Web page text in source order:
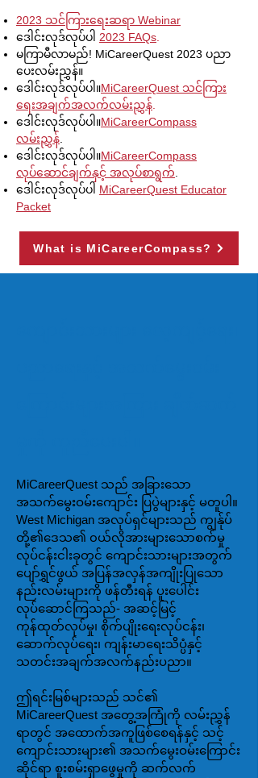
2023 သင်ကြားရေးဆရာ Webinar
ဒေါင်းလုဒ်လုပ်ပါ 2023 FAQs
မကြာမီလာမည်! MiCareerQuest 2023 ပညာ
ပေးလမ်းညွှန်။
ဒေါင်းလုဒ်လုပ်ပါ။MiCareerQuest သင်ကြား
ရေးအချက်အလက်လမ်းညွှန်
ဒေါင်းလုဒ်လုပ်ပါ။MiCareerCompass
လမ်းညွှန်
ဒေါင်းလုဒ်လုပ်ပါ။MiCareerCompass
လုပ်ဆောင်ချက်နှင့် အလုပ်စာရွက်
ဒေါင်းလုဒ်လုပ်ပါ MiCareerQuest Educator
Packet
What is MiCareerCompass?
MiCareerQuest သည် အခြားသော
အသက်မွေးဝမ်းကျောင်း ပြပွဲများနှင့် မတူပါ။
West Michigan အလုပ်ရှင်များသည် ကျွန်ုပ်
တို့၏ဒေသ၏ ၀ယ်လိုအားများသောစက်မှု
လုပ်ငန်းငါးခုတွင် ကျောင်းသားများအတွက်
ပျော်ရွှင်ဖွယ် အပြန်အလှန်အကျိုးပြုသော
နည်းလမ်းများကို ဖန်တီးရန် ပူးပေါင်း
လုပ်ဆောင်ကြသည်- အဆင့်မြင့်
ကုန်ထုတ်လုပ်မှု၊ စိုက်ပျိုးရေးလုပ်ငန်း၊
ဆောက်လုပ်ရေး၊ ကျန်းမာရေးသိပ္ပံနှင့်
သတင်းအချက်အလက်နည်းပညာ။
ဤရင်းမြစ်များသည် သင်၏
MiCareerQuest အတွေ့အကြုံကို လမ်းညွှန်
ရာတွင် အထောက်အကူဖြစ်စေရန်နှင့် သင့်
ကျောင်းသားများ၏ အသက်မွေးဝမ်းကြောင်း
ဆိုင်ရာ စူးစမ်းရှာဖွေမှုကို ဆက်လက်